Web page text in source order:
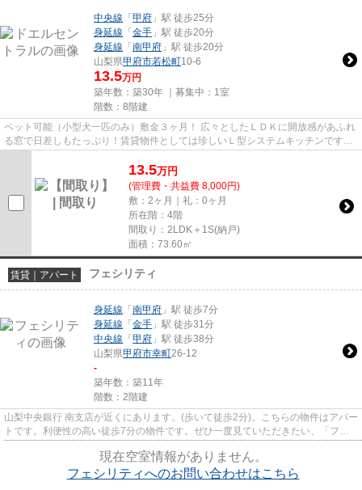
中央線 「 甲府 」駅 徒歩25分
身延線 「 金手 」駅 徒歩20分
身延線 「 南甲府 」駅 徒歩20分
山梨県甲府市若松町10-6
13.5万円
築年数：築30年 ｜募集中： 1室
階数：8階建
ペット可能（小型犬一匹のみ）敷金３ヶ月！ 広々としたＬＤＫに開放感があふれ
る窓で日差しもたっぷり！賃貸物件としては珍しいＬ型システムキッチンです。
13.5万円
(管理費・共益費 8,000円)
敷：2ヶ月｜礼：0ヶ月
所在階：4階
間取り：2LDK＋1S(納戸)
面積：73.60㎡
賃貸｜アパート フェシリティ
身延線 「 南甲府 」駅 徒歩7分
身延線 「 金手 」駅 徒歩31分
中央線 「 甲府 」駅 徒歩38分
山梨県甲府市幸町26-12
-
築年数：築11年
階数：2階建
山梨中央銀行 南支店が近くにあります。(歩いて徒歩2分)。こちらの物件はアパー
トです。利便性の高い徒歩7分の物件です。ぜひ一度見ていただきたい、「フェ
現在空室情報がありません。
フェシリティへのお問い合わせはこちら